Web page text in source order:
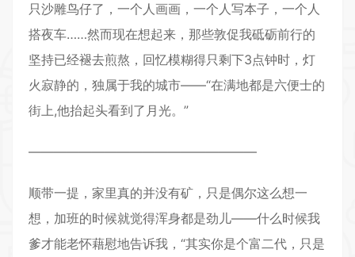
只沙雕鸟仔了，一个人画画，一个人写本子，一个人
搭夜车……然而现在想起来，那些敦促我砥砺前行的
坚持已经褪去煎熬，回忆模糊得只剩下3点钟时，灯
火寂静的，独属于我的城市——“在满地都是六便士的
街上,他抬起头看到了月光。”
——————————————————
顺带一提，家里真的并没有矿，只是偶尔这么想一
想，加班的时候就觉得浑身都是劲儿——什么时候我
爹才能老怀藉慰地告诉我，“其实你是个富二代，只是